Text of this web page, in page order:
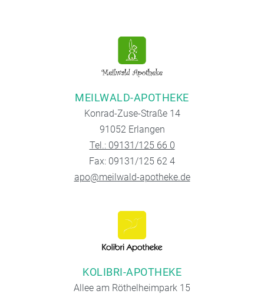
MEILWALD-APOTHEKE
Konrad-Zuse-Straße 14
91052 Erlangen
Tel.: 09131/125 66 0
Fax: 09131/125 62 4
apo@meilwald-apotheke.de
KOLIBRI-APOTHEKE
Allee am Röthelheimpark 15